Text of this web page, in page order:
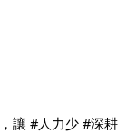
，讓 #人力少 #深耕